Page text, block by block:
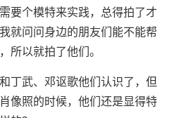
要个模特来实践，总得拍了才
就问问身边的朋友们能不能帮
所以就拍了他们。
丁武、邓讴歌他们认识了，但
像照的时候，他们还是显得特